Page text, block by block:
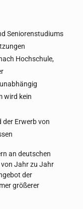
Seniorenstudiums
Hochschule,
wird kein
der Erwerb von
an deutschen
von Jahr zu Jahr
der
größerer